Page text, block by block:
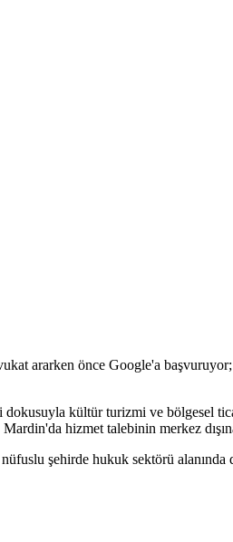
ararken önce Google'a
kültür turizmi ve bölgesel
hizmet talebinin merkez
nüfuslu şehirde hukuk sektörü alanında